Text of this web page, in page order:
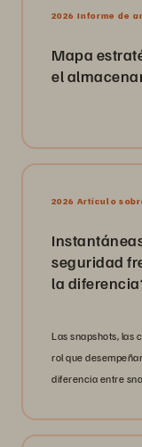
2026 Informe de
Mapa
el
2026 Artículo
seguridad
la
Las snapshots, las
rol que
diferencia entre